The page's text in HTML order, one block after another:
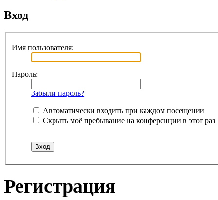
Вход
Имя пользователя:
Пароль:
Забыли пароль?
Автоматически входить при каждом посещении
Скрыть моё пребывание на конференции в этот раз
Регистрация